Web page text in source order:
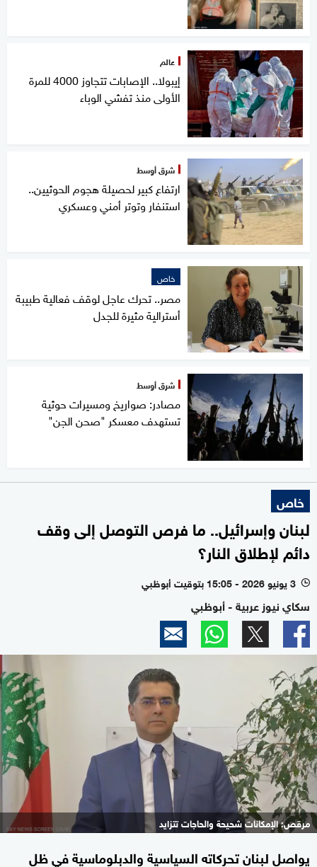
عالم
إيبولا.. الإصابات تتجاوز 4000 للمرة
الأولى منذ تفشي الوباء
شرق أوسط
ارتفاع كبير لحصيلة هجوم الحوثيين..
استنفار وتوتر أمني وعسكري
خاص
مصر.. تحرك عاجل لوقف فعالية طبيبة
أسترالية مثيرة للجدل
شرق أوسط
مصادر: صواريخ ومسيرات حوثية
تستهدف معسكر "صحن الجن"
خاص
لبنان وإسرائيل.. ما فرص التوصل إلى وقف
دائم لإطلاق النار؟
l 3 يونيو 2026 - 15:05 بتوقيت أبوظبي
سكاي نيوز عربية - أبوظبي
مرقص: الإمكانات شحيحة والحاجات تتزايد
يواصل لبنان تحركاته السياسية والدبلوماسية في ظل